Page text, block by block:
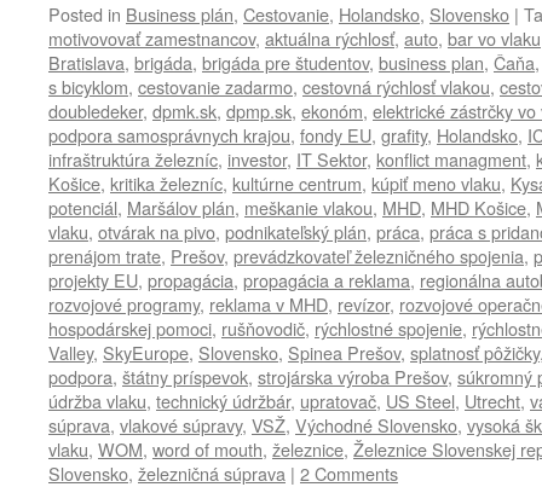
Posted in Business plán, Cestovanie, Holandsko, Slovensko |
motivovovať zamestnancov, aktuálna rýchlosť, auto, bar vo vlaku
Bratislava, brigáda, brigáda pre študentov, business plan, Čaňa
s bicyklom, cestovanie zadarmo, cestovná rýchlosť vlakou,
doubledeker, dpmk.sk, dpmp.sk, ekonóm, elektrické zástrčky vo
podpora samosprávnych krajou, fondy EU, grafity, Holandsko,
infraštruktúra železníc, investor, IT Sektor, konflict managment,
Košice, kritika železníc, kultúrne centrum, kúpiť meno vlaku,
potenciál, Maršálov plán, meškanie vlakou, MHD, MHD Košice,
vlaku, otvárak na pivo, podnikateľský plán, práca, práca s
prenájom trate, Prešov, prevádzkovateľ železničného spojenia,
projekty EU, propagácia, propagácia a reklama, regionálna
rozvojové programy, reklama v MHD, revízor, rozvojové
hospodárskej pomoci, rušňovodič, rýchlostné spojenie,
Valley, SkyEurope, Slovensko, Spinea Prešov, splatnosť pôžičky
podpora, štátny príspevok, strojárska výroba Prešov, súkromný
údržba vlaku, technický údržbár, upratovač, US Steel, Utrecht,
súprava, vlakové súpravy, VSŽ, Východné Slovensko, vysoká
vlaku, WOM, word of mouth, železnice, Železnice Slovenskej
Slovensko, železničná súprava | 2 Comments